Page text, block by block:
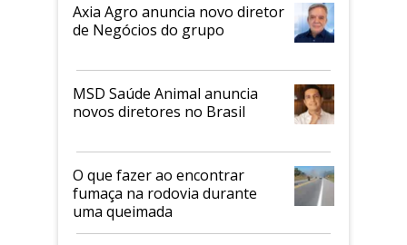
Axia Agro anuncia novo diretor
de Negócios do grupo
MSD Saúde Animal anuncia
novos diretores no Brasil
O que fazer ao encontrar
fumaça na rodovia durante
uma queimada